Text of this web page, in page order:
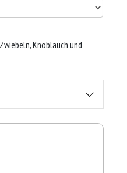
Knoblauch und